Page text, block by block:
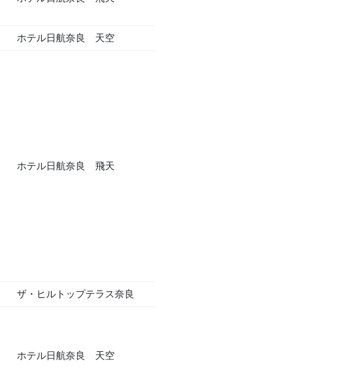
ホテル日航奈良 天空
ホテル日航奈良 飛天
ザ・ヒルトップテラス奈良
ホテル日航奈良 天空